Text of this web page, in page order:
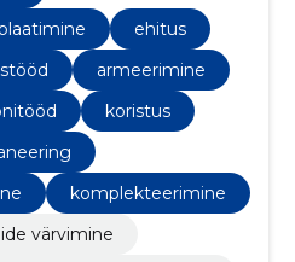
ehitus
armeerimine
koristus
komplekteerimine
värvimine